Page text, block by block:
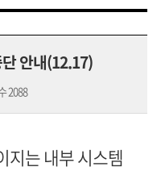
안내(12.17)
2088
지는 내부 시스템